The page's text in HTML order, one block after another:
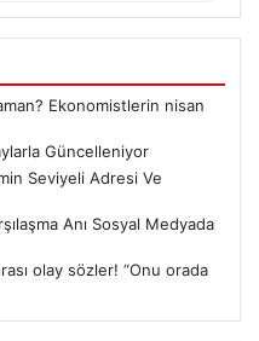
Ekonomistlerin nisan
Güncelleniyor
Seviyeli Adresi Ve
Anı Sosyal Medyada
olay sözler! “Onu orada